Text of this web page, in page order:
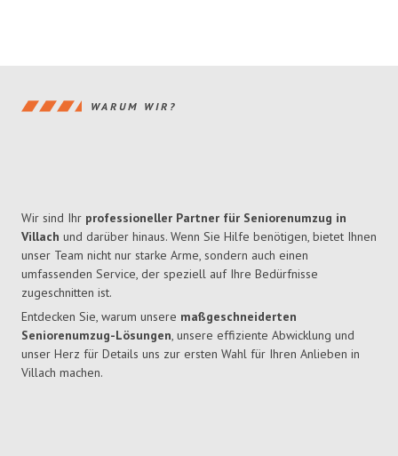
WARUM WIR?
Wir sind Ihr professioneller Partner für Seniorenumzug in
Villach und darüber hinaus. Wenn Sie Hilfe benötigen, bietet Ihnen
unser Team nicht nur starke Arme, sondern auch einen
umfassenden Service, der speziell auf Ihre Bedürfnisse
zugeschnitten ist.
Entdecken Sie, warum unsere maßgeschneiderten
Seniorenumzug-Lösungen, unsere effiziente Abwicklung und
unser Herz für Details uns zur ersten Wahl für Ihren Anlieben in
Villach machen.